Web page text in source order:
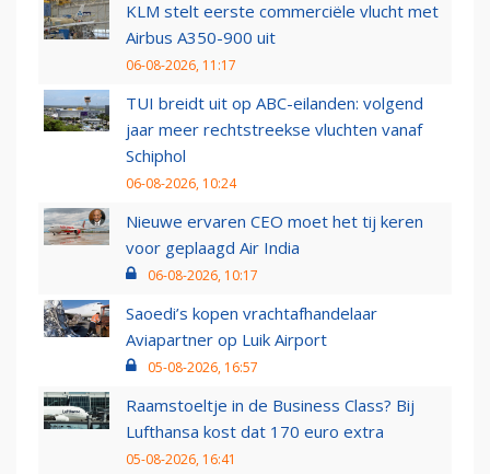
KLM stelt eerste commerciële vlucht met
Airbus A350-900 uit
06-08-2026, 11:17
TUI breidt uit op ABC-eilanden: volgend
jaar meer rechtstreekse vluchten vanaf
Schiphol
06-08-2026, 10:24
Nieuwe ervaren CEO moet het tij keren
voor geplaagd Air India
06-08-2026, 10:17
Saoedi’s kopen vrachtafhandelaar
Aviapartner op Luik Airport
05-08-2026, 16:57
Raamstoeltje in de Business Class? Bij
Lufthansa kost dat 170 euro extra
05-08-2026, 16:41